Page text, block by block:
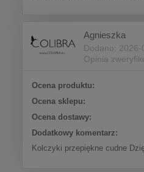
Agnieszka
Dodano: 2026-
Opinia
Ocena produktu:
Ocena sklepu:
Ocena dostawy:
Dodatkowy komentarz:
Kolczyki przepiękne cudne